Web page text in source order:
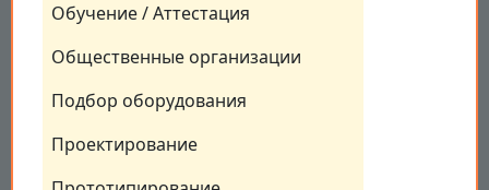
Обучение / Аттестация
Общественные организации
Подбор оборудования
Проектирование